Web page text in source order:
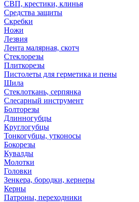
СВП, крестики, клинья
Средства защиты
Скребки
Ножи
Лезвия
Лента малярная, скотч
Стеклорезы
Плиткорезы
Пистолеты для герметика и пены
Шила
Стеклоткань, серпянка
Слесарный инструмент
Болторезы
Длинногубцы
Круглогубцы
Тонкогубцы, утконосы
Бокорезы
Кувалды
Молотки
Головки
Зенкера, бородки, кернеры
Керны
Патроны, переходники